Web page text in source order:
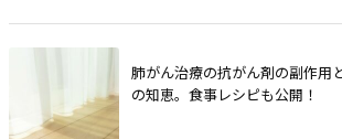
肺がん治療の抗がん剤の副作用
の知恵。食事レシピも公開！